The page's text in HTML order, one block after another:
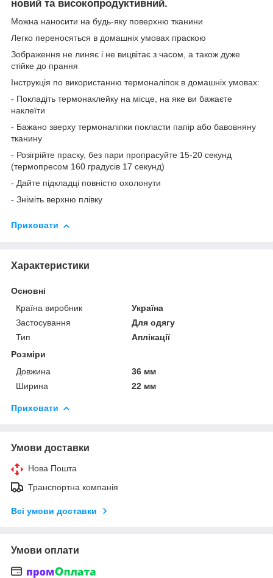
новий та високопродуктивний.
Можна наносити на будь-яку поверхню тканини
Легко переносяться в домашніх умовах праскою
Зображення не линяє і не вицвітає з часом, а також дуже
стійке до прання
Інструкція по використанню термоналіпок в домашніх умовах:
- Покладіть термонаклейку на місце, на яке ви бажаєте
наклеїти
- Бажано зверху термоналіпки покласти папір або бавовняну
тканину
- Розігрійте праску, без пари пропрасуйте 15-20 секунд
(термопресом 160 градусів 17 секунд)
- Дайте підкладці повністю охолонути
- Зніміть верхню плівку
Приховати
Характеристики
Основні
Країна виробник
Україна
Застосування
Для одягу
Тип
Аплікації
Розміри
Довжина
36 мм
Ширина
22 мм
Приховати
Умови доставки
Нова Пошта
Транспортна компанія
Всі умови доставки
Умови оплати